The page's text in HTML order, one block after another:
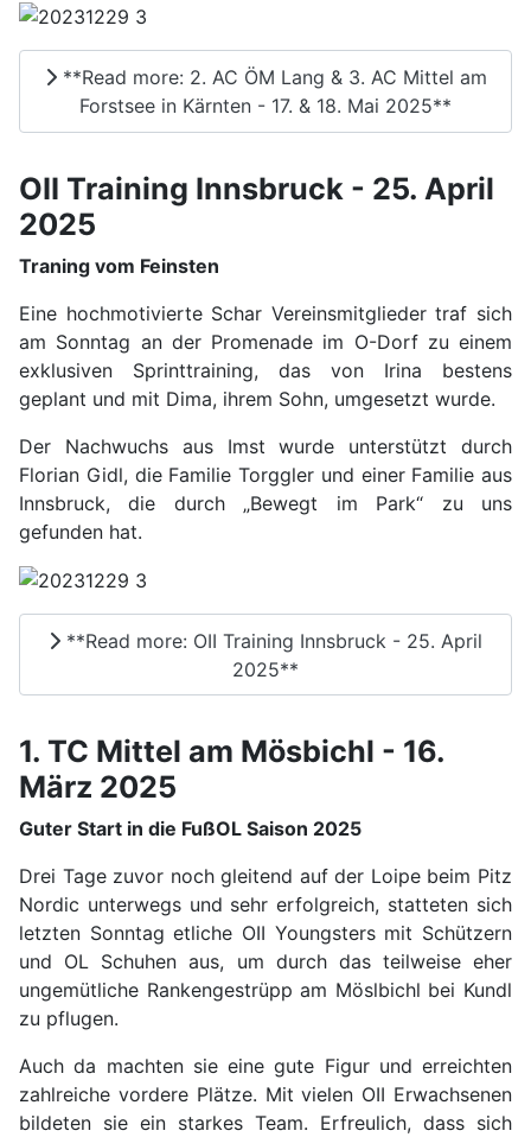
**Read more: 2. AC ÖM Lang & 3. AC Mittel am
Forstsee in Kärnten - 17. & 18. Mai 2025**
OII Training Innsbruck - 25. April
2025
Traning vom Feinsten
Eine hochmotivierte Schar Vereinsmitglieder traf sich
am Sonntag an der Promenade im O-Dorf zu einem
exklusiven Sprinttraining, das von Irina bestens
geplant und mit Dima, ihrem Sohn, umgesetzt wurde.
Der Nachwuchs aus Imst wurde unterstützt durch
Florian Gidl, die Familie Torggler und einer Familie aus
Innsbruck, die durch „Bewegt im Park“ zu uns
gefunden hat.
**Read more: OII Training Innsbruck - 25. April
2025**
1. TC Mittel am Mösbichl - 16.
März 2025
Guter Start in die FußOL Saison 2025
Drei Tage zuvor noch gleitend auf der Loipe beim Pitz
Nordic unterwegs und sehr erfolgreich, statteten sich
letzten Sonntag etliche OII Youngsters mit Schützern
und OL Schuhen aus, um durch das teilweise eher
ungemütliche Rankengestrüpp am Möslbichl bei Kundl
zu pflugen.
Auch da machten sie eine gute Figur und erreichten
zahlreiche vordere Plätze. Mit vielen OII Erwachsenen
bildeten sie ein starkes Team. Erfreulich, dass sich